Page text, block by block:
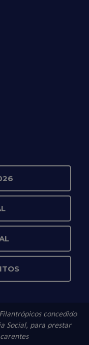
concedido
Social, para prestar